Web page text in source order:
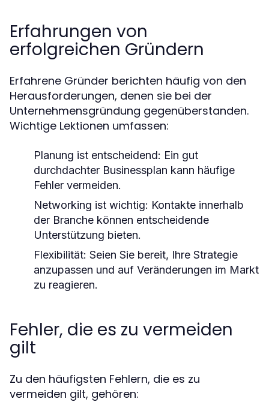
Erfahrungen von
erfolgreichen Gründern
Erfahrene Gründer berichten häufig von den
Herausforderungen, denen sie bei der
Unternehmensgründung gegenüberstanden.
Wichtige Lektionen umfassen:
Planung ist entscheidend: Ein gut
durchdachter Businessplan kann häufige
Fehler vermeiden.
Networking ist wichtig: Kontakte innerhalb
der Branche können entscheidende
Unterstützung bieten.
Flexibilität: Seien Sie bereit, Ihre Strategie
anzupassen und auf Veränderungen im Markt
zu reagieren.
Fehler, die es zu vermeiden
gilt
Zu den häufigsten Fehlern, die es zu
vermeiden gilt, gehören: